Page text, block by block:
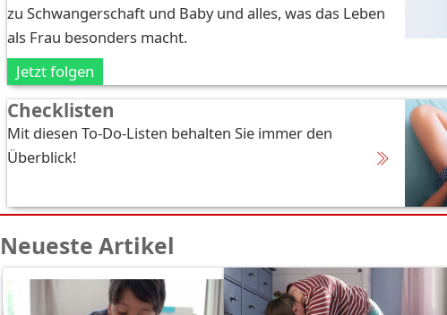
zu Schwangerschaft und Baby und alles, was das Leben
als Frau besonders macht.
Jetzt folgen
Checklisten
Mit diesen To-Do-Listen behalten Sie immer den
Überblick!
Neueste Artikel